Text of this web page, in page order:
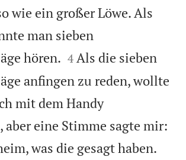
wie ein großer Löwe. Als
man sieben
hören. 

4 Als die sieben
anfingen zu reden, wollte
mit dem Handy
aber eine Stimme sagte mir:
was die gesagt haben.